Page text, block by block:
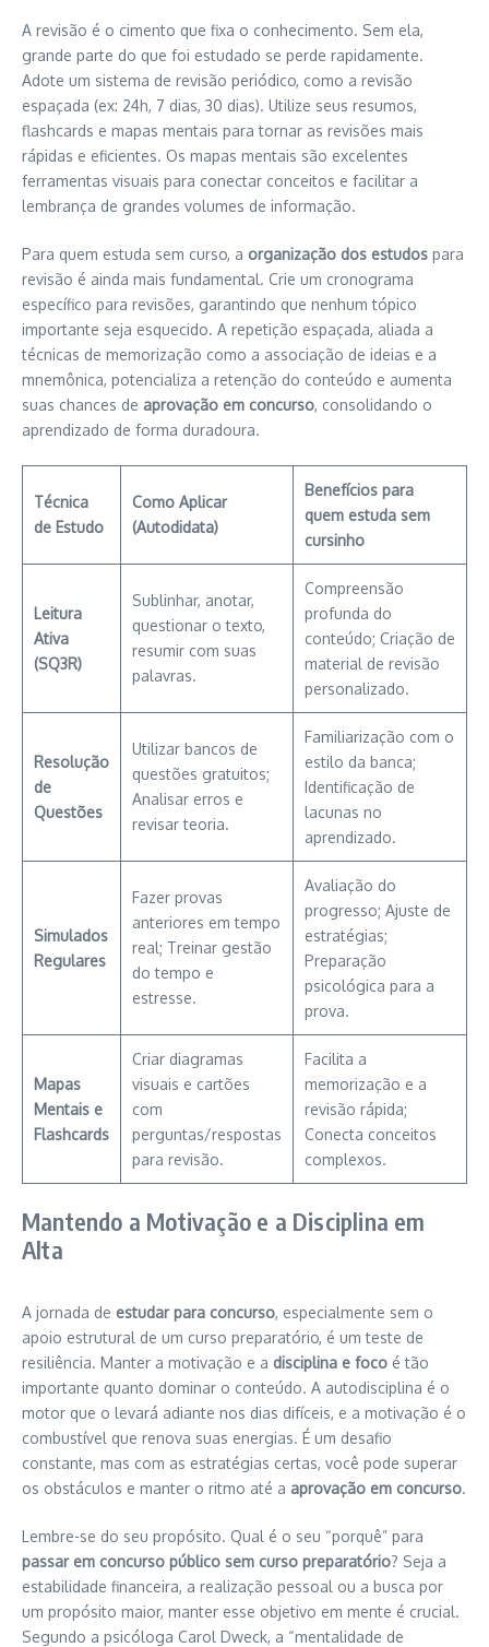
A revisão é o cimento que fixa o conhecimento. Sem ela,
grande parte do que foi estudado se perde rapidamente.
Adote um sistema de revisão periódico, como a revisão
espaçada (ex: 24h, 7 dias, 30 dias). Utilize seus resumos,
flashcards e mapas mentais para tornar as revisões mais
rápidas e eficientes. Os mapas mentais são excelentes
ferramentas visuais para conectar conceitos e facilitar a
lembrança de grandes volumes de informação.
Para quem estuda sem curso, a organização dos estudos para
revisão é ainda mais fundamental. Crie um cronograma
específico para revisões, garantindo que nenhum tópico
importante seja esquecido. A repetição espaçada, aliada a
técnicas de memorização como a associação de ideias e a
mnemônica, potencializa a retenção do conteúdo e aumenta
suas chances de aprovação em concurso, consolidando o
aprendizado de forma duradoura.
Técnica
de Estudo
Como Aplicar
(Autodidata)
Benefícios para
quem estuda sem
cursinho
Leitura
Ativa
(SQ3R)
Sublinhar, anotar,
questionar o texto,
resumir com suas
palavras.
Compreensão
profunda do
conteúdo; Criação de
material de revisão
personalizado.
Resolução
de
Questões
Utilizar bancos de
questões gratuitos;
Analisar erros e
revisar teoria.
Familiarização com o
estilo da banca;
Identificação de
lacunas no
aprendizado.
Simulados
Regulares
Fazer provas
anteriores em tempo
real; Treinar gestão
do tempo e
estresse.
Avaliação do
progresso; Ajuste de
estratégias;
Preparação
psicológica para a
prova.
Mapas
Mentais e
Flashcards
Criar diagramas
visuais e cartões
com
perguntas/respostas
para revisão.
Facilita a
memorização e a
revisão rápida;
Conecta conceitos
complexos.
Mantendo a Motivação e a Disciplina em
Alta
A jornada de estudar para concurso, especialmente sem o
apoio estrutural de um curso preparatório, é um teste de
resiliência. Manter a motivação e a disciplina e foco é tão
importante quanto dominar o conteúdo. A autodisciplina é o
motor que o levará adiante nos dias difíceis, e a motivação é o
combustível que renova suas energias. É um desafio
constante, mas com as estratégias certas, você pode superar
os obstáculos e manter o ritmo até a aprovação em concurso.
Lembre-se do seu propósito. Qual é o seu “porquê” para
passar em concurso público sem curso preparatório? Seja a
estabilidade financeira, a realização pessoal ou a busca por
um propósito maior, manter esse objetivo em mente é crucial.
Segundo a psicóloga Carol Dweck, a “mentalidade de